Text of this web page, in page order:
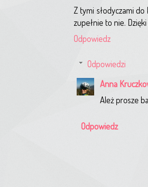
Z tymi słodyczami
zupełnie to nie.
Odpowiedz
Odpowiedzi
Anna
Ależ prosze
Odpowiedz